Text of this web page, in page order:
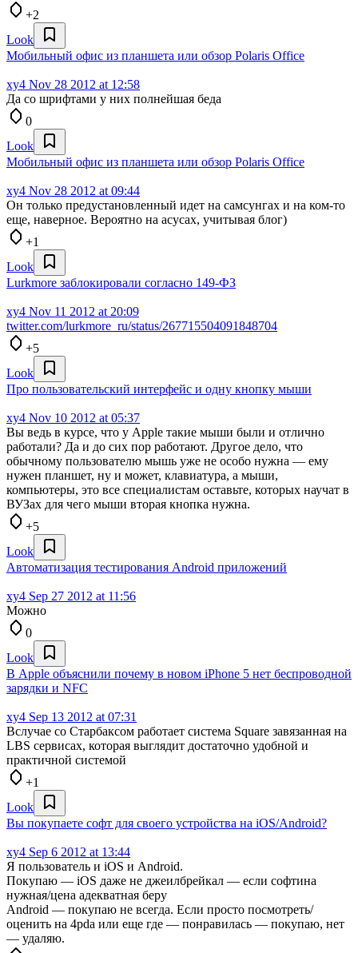
+2
Look
Мобильный офис из планшета или обзор Polaris Office
xy4 Nov 28 2012 at 12:58
Да со шрифтами у них полнейшая беда
0
Look
Мобильный офис из планшета или обзор Polaris Office
xy4 Nov 28 2012 at 09:44
Он только предустановленный идет на самсунгах и на ком-то
еще, наверное. Вероятно на асусах, учитывая блог)
+1
Look
Lurkmore заблокировали согласно 149-ФЗ
xy4 Nov 11 2012 at 20:09
twitter.com/lurkmore_ru/status/267715504091848704
+5
Look
Про пользовательский интерфейс и одну кнопку мыши
xy4 Nov 10 2012 at 05:37
Вы ведь в курсе, что у Apple такие мыши были и отлично
работали? Да и до сих пор работают. Другое дело, что
обычному пользователю мышь уже не особо нужна — ему
нужен планшет, ну и может, клавиатура, а мыши,
компьютеры, это все специалистам оставьте, которых научат в
ВУЗах для чего мыши вторая кнопка нужна.
+5
Look
Автоматизация тестирования Android приложений
xy4 Sep 27 2012 at 11:56
Можно
0
Look
В Apple объяснили почему в новом iPhone 5 нет беспроводной
зарядки и NFC
xy4 Sep 13 2012 at 07:31
Вслучае со Старбаксом работает система Square завязанная на
LBS сервисах, которая выглядит достаточно удобной и
практичной системой
+1
Look
Вы покупаете софт для своего устройства на iOS/Android?
xy4 Sep 6 2012 at 13:44
Я пользователь и iOS и Android.
Покупаю — iOS даже не джеилбрейкал — если софтина
нужная/цена адекватная беру
Android — покупаю не всегда. Если просто посмотреть/
оценить на 4pda или еще где — понравилась — покупаю, нет
— удаляю.